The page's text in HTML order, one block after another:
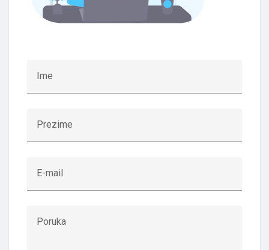
Ime
Prezime
E-mail
Poruka